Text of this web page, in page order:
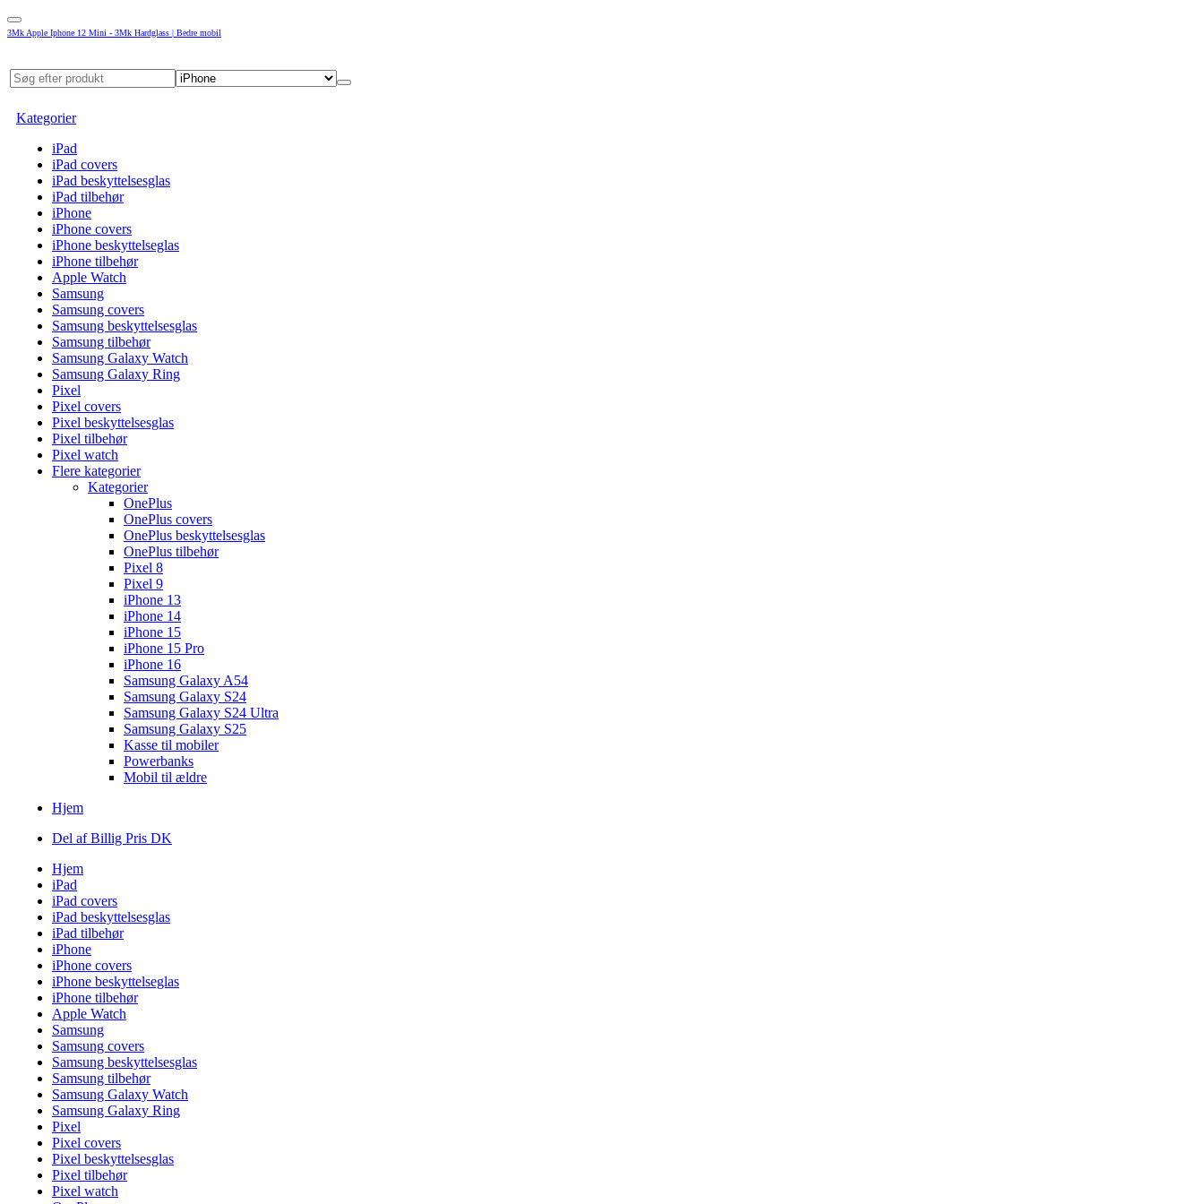
3Mk Apple Iphone 12 Mini - 3Mk Hardglass | Bedre mobil
Kategorier
iPad
iPad covers
iPad beskyttelsesglas
iPad tilbehør
iPhone
iPhone covers
iPhone beskyttelseglas
iPhone tilbehør
Apple Watch
Samsung
Samsung covers
Samsung beskyttelsesglas
Samsung tilbehør
Samsung Galaxy Watch
Samsung Galaxy Ring
Pixel
Pixel covers
Pixel beskyttelsesglas
Pixel tilbehør
Pixel watch
Flere kategorier
Kategorier
OnePlus
OnePlus covers
OnePlus beskyttelsesglas
OnePlus tilbehør
Pixel 8
Pixel 9
iPhone 13
iPhone 14
iPhone 15
iPhone 15 Pro
iPhone 16
Samsung Galaxy A54
Samsung Galaxy S24
Samsung Galaxy S24 Ultra
Samsung Galaxy S25
Kasse til mobiler
Powerbanks
Mobil til ældre
Hjem
Del af Billig Pris DK
Hjem
iPad
iPad covers
iPad beskyttelsesglas
iPad tilbehør
iPhone
iPhone covers
iPhone beskyttelseglas
iPhone tilbehør
Apple Watch
Samsung
Samsung covers
Samsung beskyttelsesglas
Samsung tilbehør
Samsung Galaxy Watch
Samsung Galaxy Ring
Pixel
Pixel covers
Pixel beskyttelsesglas
Pixel tilbehør
Pixel watch